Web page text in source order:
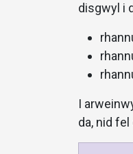
disgwyl i
I
da, nid